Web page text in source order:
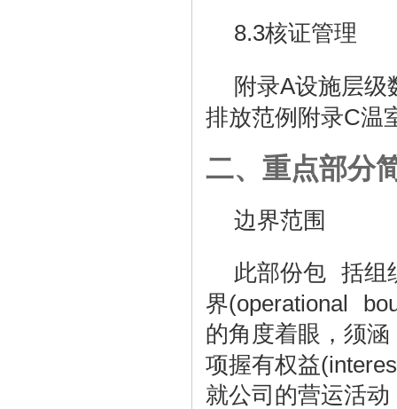
8.3核证管理
附录A设施层级
排放范例附录C温
二、重点部分
边界范围
此部份包 括组
界(operational
的角度着眼，须
项握有权益
就公司的营运活